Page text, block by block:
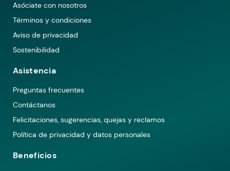
Asóciate con nosotros
Términos y condiciones
Aviso de privacidad
Sostenibilidad
Asistencia
Preguntas frecuentes
Contáctanos
Felicitaciones, sugerencias, quejas y reclamos
Política de privacidad y datos personales
Beneficios